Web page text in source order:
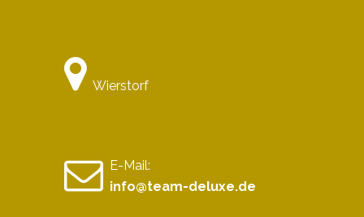
Wierstorf
E-Mail:
info@team-deluxe.de